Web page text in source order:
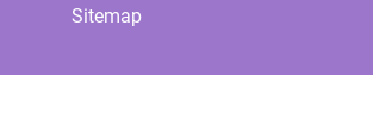
Sitemap